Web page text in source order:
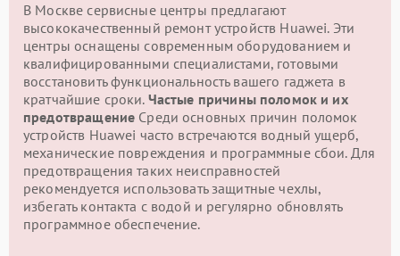
В Москве сервисные центры предлагают
высококачественный ремонт устройств Huawei. Эти
центры оснащены современным оборудованием и
квалифицированными специалистами, готовыми
восстановить функциональность вашего гаджета в
кратчайшие сроки. Частые причины поломок и их
предотвращение Среди основных причин поломок
устройств Huawei часто встречаются водный ущерб,
механические повреждения и программные сбои. Для
предотвращения таких неисправностей
рекомендуется использовать защитные чехлы,
избегать контакта с водой и регулярно обновлять
программное обеспечение.